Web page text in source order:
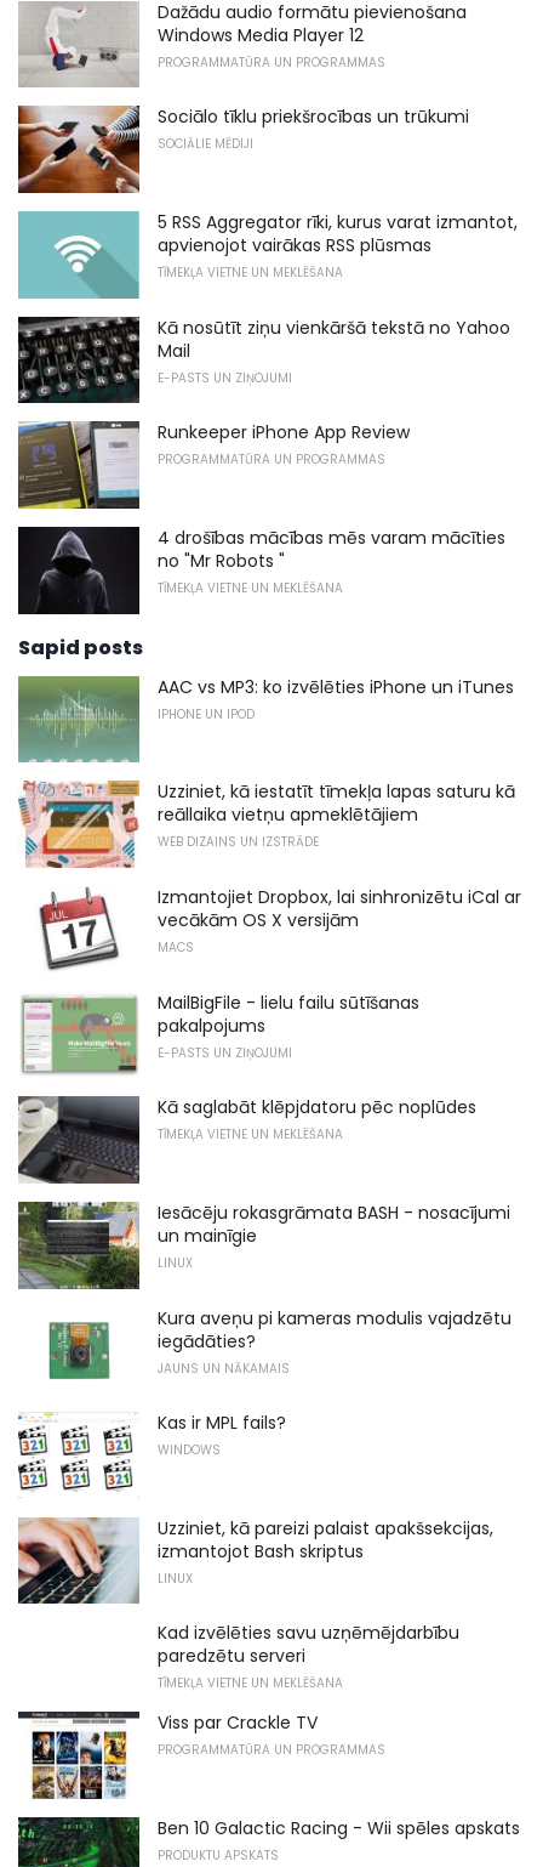
Dažādu audio formātu pievienošana
Windows Media Player 12
PROGRAMMATŪRA UN PROGRAMMAS
Sociālo tīklu priekšrocības un trūkumi
SOCIĀLIE MĒDIJI
5 RSS Aggregator rīki, kurus varat izmantot,
apvienojot vairākas RSS plūsmas
TĪMEKĻA VIETNE UN MEKLĒŠANA
Kā nosūtīt ziņu vienkāršā tekstā no Yahoo
Mail
E-PASTS UN ZIŅOJUMI
Runkeeper iPhone App Review
PROGRAMMATŪRA UN PROGRAMMAS
4 drošības mācības mēs varam mācīties
no "Mr Robots "
TĪMEKĻA VIETNE UN MEKLĒŠANA
Sapid posts
AAC vs MP3: ko izvēlēties iPhone un iTunes
IPHONE UN IPOD
Uzziniet, kā iestatīt tīmekļa lapas saturu kā
reāllaika vietņu apmeklētājiem
WEB DIZAINS UN IZSTRĀDE
Izmantojiet Dropbox, lai sinhronizētu iCal ar
vecākām OS X versijām
MACS
MailBigFile - lielu failu sūtīšanas
pakalpojums
E-PASTS UN ZIŅOJUMI
Kā saglabāt klēpjdatoru pēc noplūdes
TĪMEKĻA VIETNE UN MEKLĒŠANA
Iesācēju rokasgrāmata BASH - nosacījumi
un mainīgie
LINUX
Kura aveņu pi kameras modulis vajadzētu
iegādāties?
JAUNS UN NĀKAMAIS
Kas ir MPL fails?
WINDOWS
Uzziniet, kā pareizi palaist apakšsekcijas,
izmantojot Bash skriptus
LINUX
Kad izvēlēties savu uzņēmējdarbību
paredzētu serveri
TĪMEKĻA VIETNE UN MEKLĒŠANA
Viss par Crackle TV
PROGRAMMATŪRA UN PROGRAMMAS
Ben 10 Galactic Racing - Wii spēles apskats
PRODUKTU APSKATS